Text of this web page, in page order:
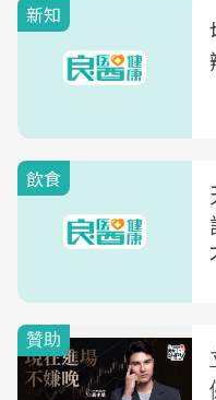
新知
飲食